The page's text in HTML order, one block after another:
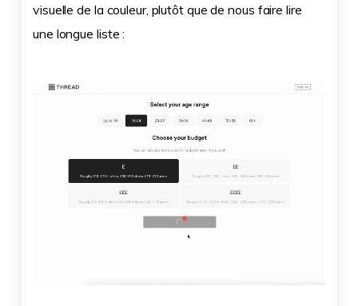
visuelle de la couleur, plutôt que de nous faire lire
une longue liste :